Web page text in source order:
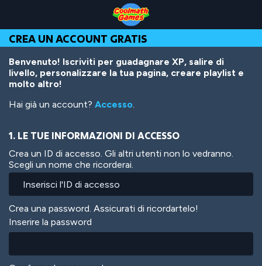
Top
of
Page
Navigation
Main
Content
Footer
contenuto
principale
CREA UN ACCOUNT GRATIS
Benvenuto! Iscriviti per guadagnare XP, salire di
livello, personalizzare la tua pagina, creare playlist e
molto altro!
Hai già un account? Accesso.
1. LE TUE INFORMAZIONI DI ACCESSO
Crea un ID di accesso. Gli altri utenti non lo vedranno.
Scegli un nome che ricorderai.
Crea una password. Assicurati di ricordartelo!
Inserire la password